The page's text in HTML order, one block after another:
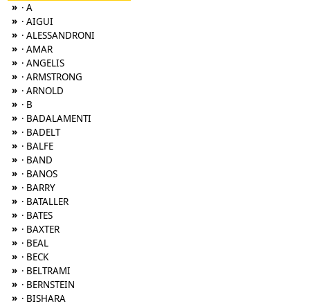
» · A
» · AIGUI
» · ALESSANDRONI
» · AMAR
» · ANGELIS
» · ARMSTRONG
» · ARNOLD
» · B
» · BADALAMENTI
» · BADELT
» · BALFE
» · BAND
» · BANOS
» · BARRY
» · BATALLER
» · BATES
» · BAXTER
» · BEAL
» · BECK
» · BELTRAMI
» · BERNSTEIN
» · BISHARA